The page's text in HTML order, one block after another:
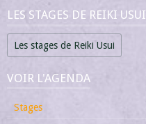
LES STAGES DE REIKI USUI
Les stages de Reiki Usui
VOIR L'AGENDA
Stages